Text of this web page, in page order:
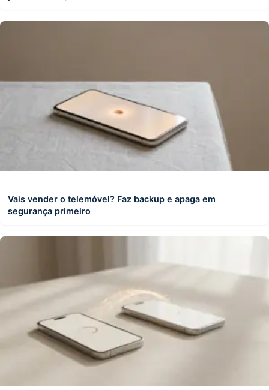
Vais vender o telemóvel? Faz backup e apaga em
segurança primeiro